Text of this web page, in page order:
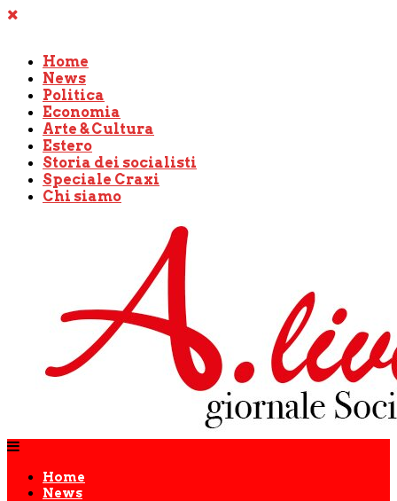
Home
News
Politica
Economia
Arte & Cultura
Estero
Storia dei socialisti
Speciale Craxi
Chi siamo
Home
News